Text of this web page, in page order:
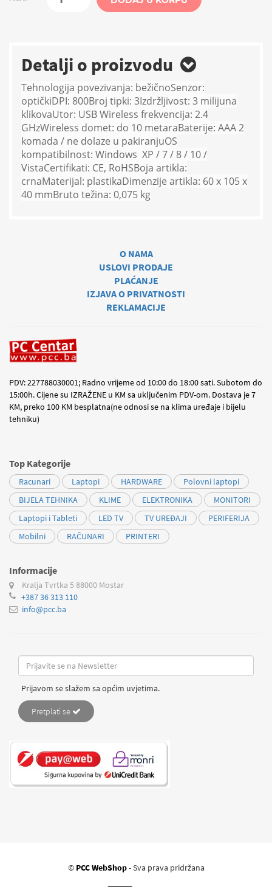
Detalji o proizvodu
Tehnologija povezivanja: bežičnoSenzor:
optičkiDPI: 800Broj tipki: 3Izdržljivost: 3 milijuna
klikovaUtor: USBWireless frekvencija: 2.4
GHzWireless domet: do 10 metaraBaterije: AAA 2
komada / ne dolaze u pakiranjuOS
kompatibilnost: Windows XP / 7 / 8 / 10 /
VistaCertifikati: CE, RoHSBoja artikla:
crnaMaterijal: plastikaDimenzije artikla: 60 x 105 x
40 mmBruto težina: 0,075 kg
O NAMA
USLOVI PRODAJE
PLAĆANJE
IZJAVA O PRIVATNOSTI
REKLAMACIJE
PDV: 227788030001; Radno vrijeme od 10:00 do 18:00 sati. Subotom do
15:00h. Cijene su IZRAŽENE u KM sa uključenim PDV-om. Dostava je 7
KM, preko 100 KM besplatna(ne odnosi se na klima uređaje i bijelu
tehniku)
Top Kategorije
Racunari Laptopi HARDWARE
Polovni laptopi
BIJELA TEHNIKA
KLIME ELEKTRONIKA
MONITORI
Laptopi i Tableti
LED TV TV UREĐAJI
PERIFERIJA
Mobilni
RAČUNARI PRINTERI
Informacije
Kralja Tvrtka 5 88000 Mostar
+387 36 313 110
info@pcc.ba
Prijavom se slažem sa općim uvjetima.
Pretplati se
© PCC WebShop- Sva prava pridržana